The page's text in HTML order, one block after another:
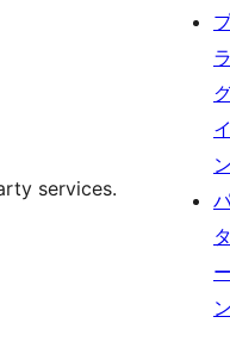
services.
ラ
イ
ン
タ
ー
ン